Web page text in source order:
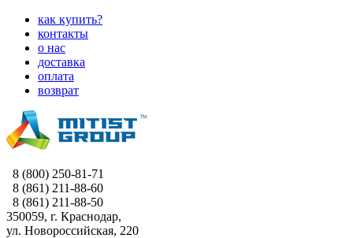
как купить?
контакты
о нас
доставка
оплата
возврат
8 (800) 250-81-71
8 (861) 211-88-60
8 (861) 211-88-50
350059, г. Краснодар,
ул. Новороссийская, 220